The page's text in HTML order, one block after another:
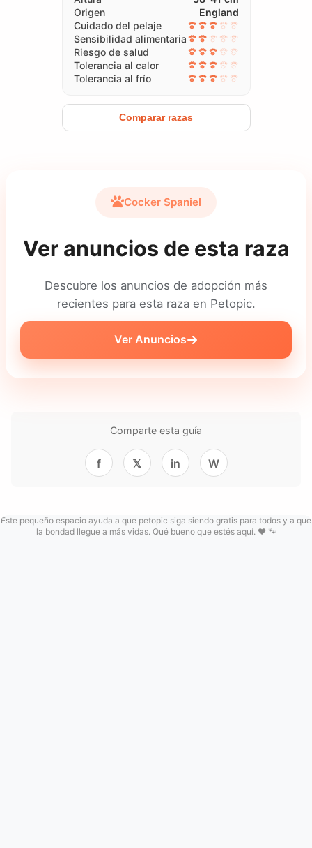
Origen
England
Cuidado del pelaje
Sensibilidad alimentaria
Riesgo de salud
Tolerancia al calor
Tolerancia al frío
Comparar razas
Cocker Spaniel
Ver anuncios de esta raza
Descubre los anuncios de adopción más
recientes para esta raza en Petopic.
Ver Anuncios
Comparte esta guía
f 𝕏 in W
Este pequeño espacio ayuda a que petopic siga siendo gratis para todos y a que
la bondad llegue a más vidas. Qué bueno que estés aquí. ❤️ 🐾